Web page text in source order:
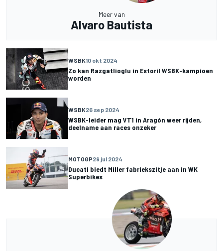
Meer van
Alvaro Bautista
WSBK10 okt 2024
Zo kan Razgatlioglu in Estoril WSBK-kampioen
worden
WSBK26 sep 2024
WSBK-leider mag VT1 in Aragón weer rijden,
deelname aan races onzeker
MOTOGP29 jul 2024
Ducati biedt Miller fabriekszitje aan in WK
Superbikes